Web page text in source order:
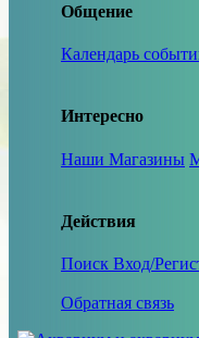
Общение
Календарь
Интересно
Наши Магазины
Действия
Поиск Вход/
Обратная связь